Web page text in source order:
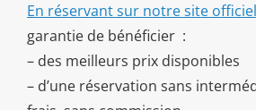
En réservant sur notre site
garantie de bénéficier :
– des meilleurs prix disponibles
– d’une réservation sans